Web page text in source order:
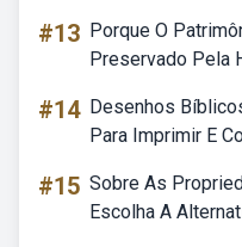
#13 Porque O
Preservado Pela
#14 Desenhos
Para Imprimir E
#15 Sobre As
Escolha A